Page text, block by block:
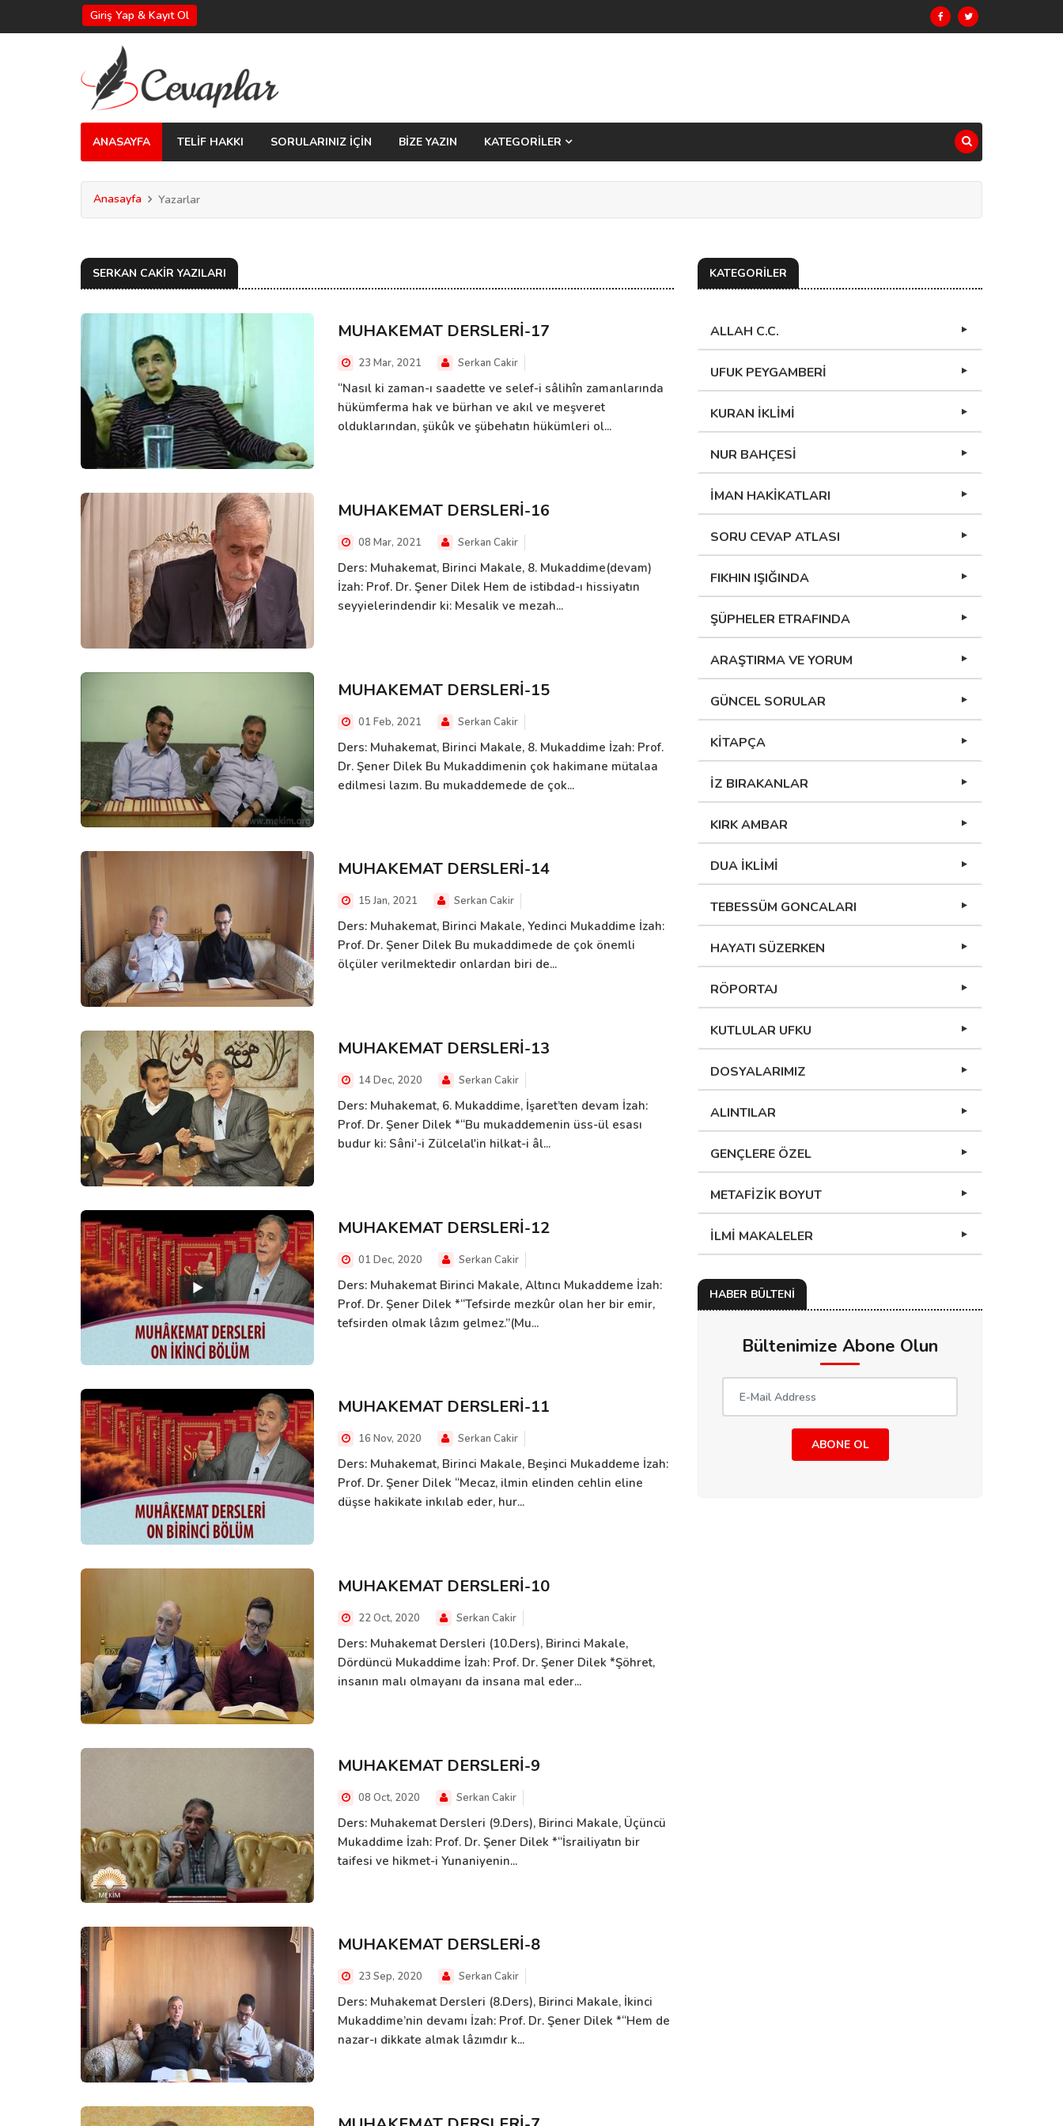
Giriş Yap & Kayıt Ol
ANASAYFA TELİF HAKKI SORULARINIZ İÇİN BİZE YAZIN KATEGORİLER
Anasayfa Yazarlar
SERKAN CAKIR YAZILARI
MUHAKEMAT DERSLERİ-17
23 Mar, 2021 Serkan Cakir
“Nasıl ki zaman-ı saadette ve selef-i sâlihîn zamanlarında
hükümferma hak ve bürhan ve akıl ve meşveret
olduklarından, şükûk ve şübehatın hükümleri ol...
MUHAKEMAT DERSLERİ-16
08 Mar, 2021 Serkan Cakir
Ders: Muhakemat, Birinci Makale, 8. Mukaddime(devam)
İzah: Prof. Dr. Şener Dilek Hem de istibdad-ı hissiyatın
seyyielerindendir ki: Mesalik ve mezah...
MUHAKEMAT DERSLERİ-15
01 Feb, 2021 Serkan Cakir
Ders: Muhakemat, Birinci Makale, 8. Mukaddime İzah: Prof.
Dr. Şener Dilek Bu Mukaddimenin çok hakimane mütalaa
edilmesi lazım. Bu mukaddemede de çok...
MUHAKEMAT DERSLERİ-14
15 Jan, 2021 Serkan Cakir
Ders: Muhakemat, Birinci Makale, Yedinci Mukaddime İzah:
Prof. Dr. Şener Dilek Bu mukaddimede de çok önemli
ölçüler verilmektedir onlardan biri de...
MUHAKEMAT DERSLERİ-13
14 Dec, 2020 Serkan Cakir
Ders: Muhakemat, 6. Mukaddime, İşaret’ten devam İzah:
Prof. Dr. Şener Dilek *“Bu mukaddemenin üss-ül esası
budur ki: Sâni'-i Zülcelal'in hilkat-i âl...
MUHAKEMAT DERSLERİ-12
01 Dec, 2020 Serkan Cakir
Ders: Muhakemat Birinci Makale, Altıncı Mukaddeme İzah:
Prof. Dr. Şener Dilek *“Tefsirde mezkûr olan her bir emir,
tefsirden olmak lâzım gelmez.”(Mu...
MUHAKEMAT DERSLERİ-11
16 Nov, 2020 Serkan Cakir
Ders: Muhakemat, Birinci Makale, Beşinci Mukaddeme İzah:
Prof. Dr. Şener Dilek “Mecaz, ilmin elinden cehlin eline
düşse hakikate inkılab eder, hur...
MUHAKEMAT DERSLERİ-10
22 Oct, 2020 Serkan Cakir
Ders: Muhakemat Dersleri (10.Ders), Birinci Makale,
Dördüncü Mukaddime İzah: Prof. Dr. Şener Dilek *Şöhret,
insanın malı olmayanı da insana mal eder...
MUHAKEMAT DERSLERİ-9
08 Oct, 2020 Serkan Cakir
Ders: Muhakemat Dersleri (9.Ders), Birinci Makale, Üçüncü
Mukaddime İzah: Prof. Dr. Şener Dilek *“İsrailiyatın bir
taifesi ve hikmet-i Yunaniyenin...
MUHAKEMAT DERSLERİ-8
23 Sep, 2020 Serkan Cakir
Ders: Muhakemat Dersleri (8.Ders), Birinci Makale, İkinci
Mukaddime’nin devamı İzah: Prof. Dr. Şener Dilek *“Hem de
nazar-ı dikkate almak lâzımdır k...
KATEGORİLER
ALLAH C.C.
UFUK PEYGAMBERİ
KURAN İKLİMİ
NUR BAHÇESİ
İMAN HAKİKATLARI
SORU CEVAP ATLASI
FIKHIN IŞIĞINDA
ŞÜPHELER ETRAFINDA
ARAŞTIRMA VE YORUM
GÜNCEL SORULAR
KİTAPÇA
İZ BIRAKANLAR
KIRK AMBAR
DUA İKLİMİ
TEBESSÜM GONCALARI
HAYATI SÜZERKEN
RÖPORTAJ
KUTLULAR UFKU
DOSYALARIMIZ
ALINTILAR
GENÇLERE ÖZEL
METAFİZİK BOYUT
İLMİ MAKALELER
HABER BÜLTENİ
Bültenimize Abone Olun
ABONE OL